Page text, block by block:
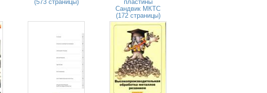
(573 страницы)
пластины
Сандвик МКТС
(172 страницы)